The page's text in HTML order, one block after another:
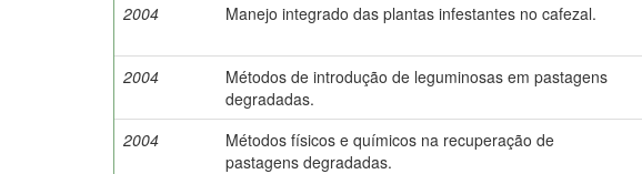
2004
Manejo integrado das plantas infestantes no cafezal.
2004
Métodos de introdução de leguminosas em pastagens
degradadas.
2004
Métodos físicos e químicos na recuperação de
pastagens degradadas.